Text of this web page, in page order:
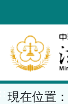
到
要
內
容
區
現在位置：